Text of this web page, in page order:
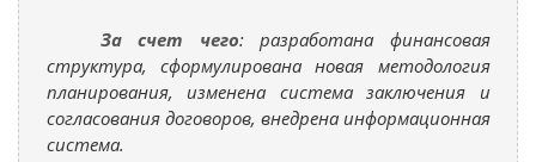
За счет чего: разработана финансовая
структура, сформулирована новая методология
планирования, изменена система заключения и
согласования договоров, внедрена информационная
система.